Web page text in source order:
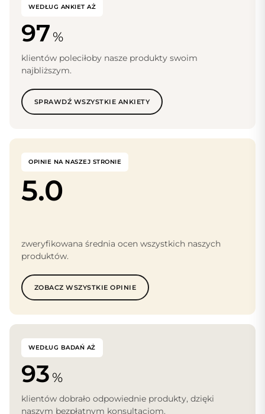
WEDŁUG ANKIET AŻ
97 %
klientów poleciłoby nasze produkty swoim
najbliższym.
SPRAWDŹ WSZYSTKIE ANKIETY
OPINIE NA NASZEJ STRONIE
5.0
zweryfikowana średnia ocen wszystkich naszych
produktów.
ZOBACZ WSZYSTKIE OPINIE
WEDŁUG BADAŃ AŻ
93 %
klientów dobrało odpowiednie produkty, dzięki
naszym bezpłatnym konsultacjom.